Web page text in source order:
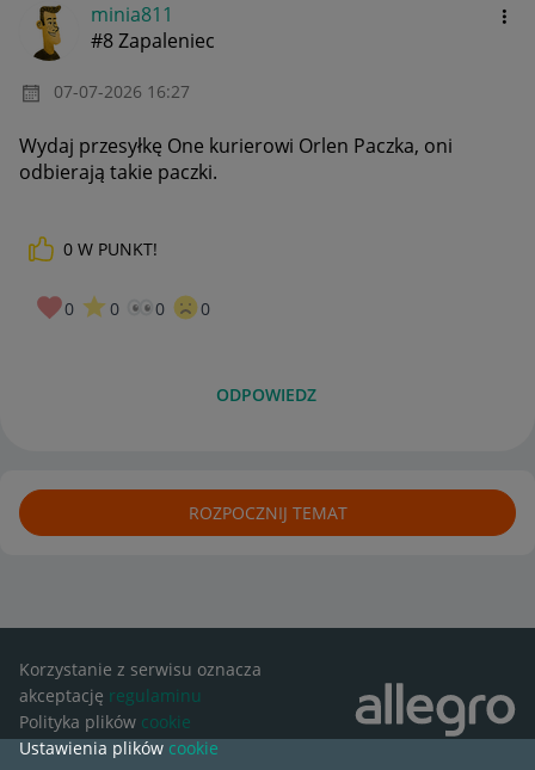
minia811
#8 Zapaleniec
‎07-07-2026 16:27
Wydaj przesyłkę One kurierowi Orlen Paczka, oni
odbierają takie paczki.
0 W PUNKT!
0 0 0 0
ODPOWIEDZ
ROZPOCZNIJ TEMAT
Korzystanie z serwisu oznacza
akceptację regulaminu
Polityka plików cookie
Ustawienia plików cookie